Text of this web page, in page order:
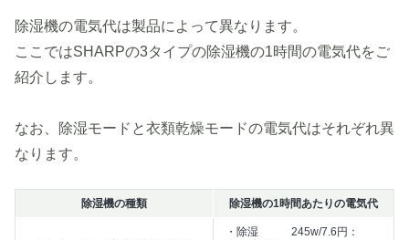
除湿機の電気代は製品によって異なります。
ここではSHARPの3タイプの除湿機の1時間の電気代をご
紹介します。
なお、除湿モードと衣類乾燥モードの電気代はそれぞれ異
なります。
除湿機の種類 除湿機の1時間あたりの電気代
・除湿 245w/7.6円：